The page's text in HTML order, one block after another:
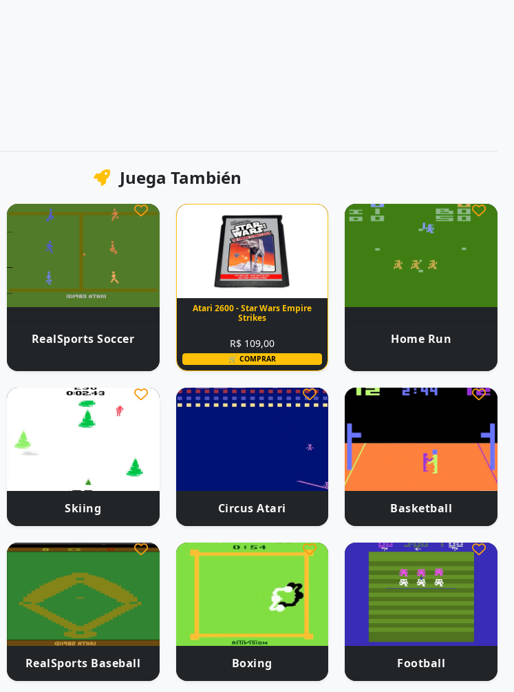
Juega También
RealSports Soccer
Atari 2600 - Star Wars Empire
Strikes
R$ 109,00
🛒 COMPRAR
Home Run
Skiing Circus Atari Basketball
RealSports Baseball Boxing Football